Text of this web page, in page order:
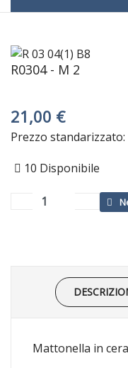
R0304 - M 2
21,00 €
Prezzo standarizzato:
10 Disponibile
Mattonella in